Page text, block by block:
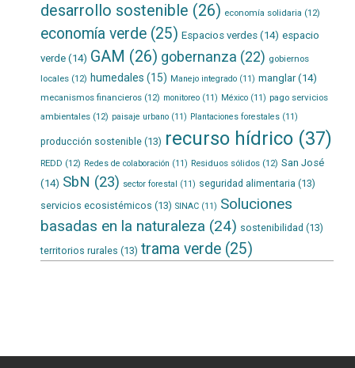
desarrollo sostenible (26) economía solidaria (12)
economía verde(25) Espacios verdes(14) espacio
verde(14) GAM (26) gobernanza (22) gobiernos
locales(12) humedales (15) Manejo integrado(11) manglar(14)
mecanismos financieros(12) monitoreo(11) México(11) pago servicios
ambientales(12) paisaje urbano(11) Plantaciones forestales(11)
producción sostenible(13) recurso hídrico(37)
REDD (12) Redes de colaboración (11) Residuos sólidos(12) San José
(14) SbN (23) sector forestal (11) seguridad alimentaria (13)
servicios ecosistémicos (13) SINAC(11) Soluciones
basadas en la naturaleza (24) sostenibilidad (13)
territorios rurales (13) trama verde(25)